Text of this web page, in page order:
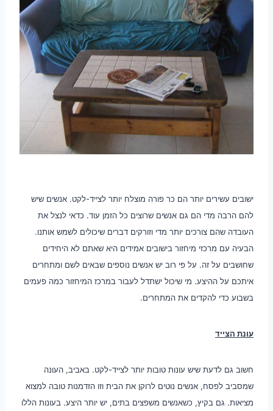
ישובים עשירים יותר הם כר פורה מוצלח יותר לצייד-לקט. אנשים שיש
להם הרבה מדי הם גם אנשים שרוצים כל הזמן עוד. כדאי לנצל את
העובדה שהם צורכים יותר מדי וזורקים דברים שיכולים לשמש אותנו.
הבעיה עם מרכזי מיחזור בישובים אמידים היא שאתם לא היחידים
שחושבים על זה. על פי רוב יש אנשים נוספים שבאים לשם ומתחרים
איתכם על ההיצע. מי שיכול ישתדל לעבור במרכז המיחזור כמה פעמים
בשבוע כדי להקדים את המתחרים.
עונת הצייד
חשוב גם לדעת שיש עונות טובות יותר לצייד-לקט. באביב, העונה
שמסביב לפסח, אנשים נוטים לרוקן את הבית וזו הזדמנות טובה למצוא
מציאות. גם בקיץ, כשאנשים משפצים בתים, יש יותר היצע. בעונות הללו